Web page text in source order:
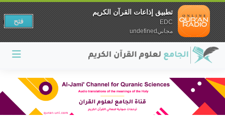
تطبيق إذاعات القرآن الكريم
EDC
مجانيundefined
فتح